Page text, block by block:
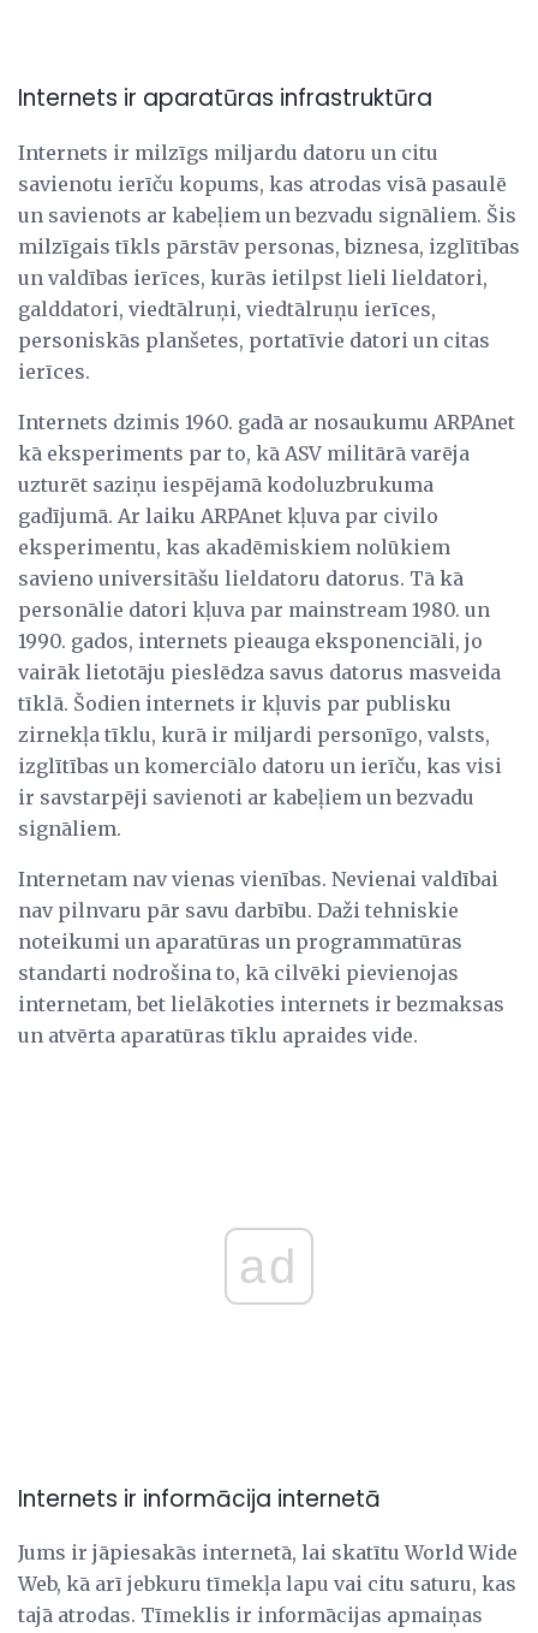
Internets ir aparatūras infrastruktūra
Internets ir milzīgs miljardu datoru un citu
savienotu ierīču kopums, kas atrodas visā pasaulē
un savienots ar kabeļiem un bezvadu signāliem. Šis
milzīgais tīkls pārstāv personas, biznesa, izglītības
un valdības ierīces, kurās ietilpst lieli lieldatori,
galddatori, viedtālruņi, viedtālruņu ierīces,
personiskās planšetes, portatīvie datori un citas
ierīces.
Internets dzimis 1960. gadā ar nosaukumu ARPAnet
kā eksperiments par to, kā ASV militārā varēja
uzturēt saziņu iespējamā kodoluzbrukuma
gadījumā. Ar laiku ARPAnet kļuva par civilo
eksperimentu, kas akadēmiskiem nolūkiem
savieno universitāšu lieldatoru datorus. Tā kā
personālie datori kļuva par mainstream 1980. un
1990. gados, internets pieauga eksponenciāli, jo
vairāk lietotāju pieslēdza savus datorus masveida
tīklā. Šodien internets ir kļuvis par publisku
zirnekļa tīklu, kurā ir miljardi personīgo, valsts,
izglītības un komerciālo datoru un ierīču, kas visi
ir savstarpēji savienoti ar kabeļiem un bezvadu
signāliem.
Internetam nav vienas vienības. Nevienai valdībai
nav pilnvaru pār savu darbību. Daži tehniskie
noteikumi un aparatūras un programmatūras
standarti nodrošina to, kā cilvēki pievienojas
internetam, bet lielākoties internets ir bezmaksas
un atvērta aparatūras tīklu apraides vide.
ad
Internets ir informācija internetā
Jums ir jāpiesakās internetā, lai skatītu World Wide
Web, kā arī jebkuru tīmekļa lapu vai citu saturu, kas
tajā atrodas. Tīmeklis ir informācijas apmaiņas